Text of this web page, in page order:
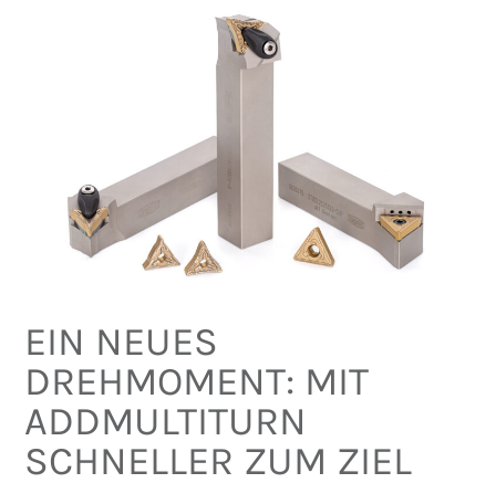
EIN NEUES
DREHMOMENT: MIT
ADDMULTITURN
SCHNELLER ZUM ZIEL